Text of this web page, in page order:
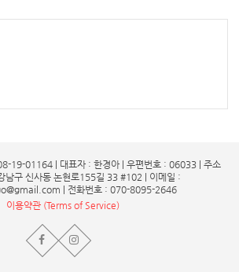
19-01164 | 대표자 : 한경아 | 우편번호 : 06033 | 주소
남구 신사동 논현로155길 33 #102 | 이메일 :
| 전화번호 : 070-8095-2646
이용약관 (Terms of Service)